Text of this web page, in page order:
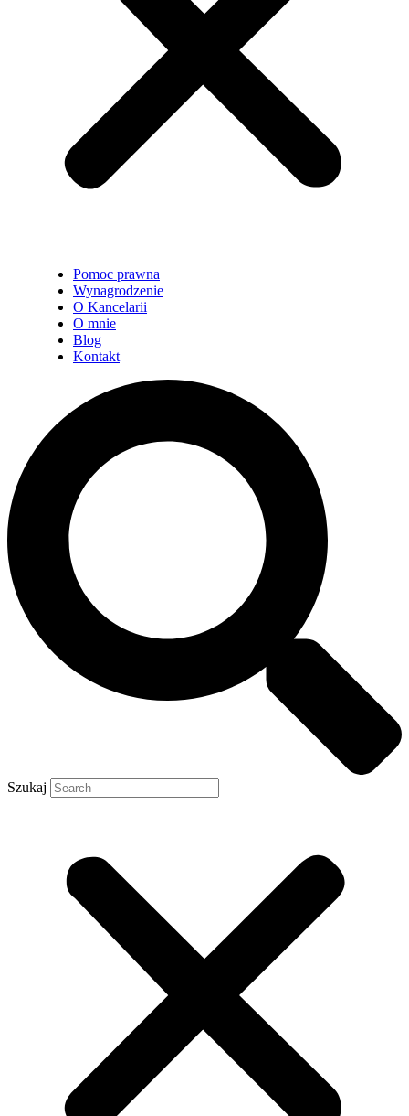
Pomoc prawna
Wynagrodzenie
O Kancelarii
O mnie
Blog
Kontakt
Szukaj